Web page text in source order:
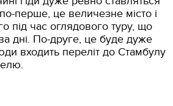
перше, це величезне місто і
під час оглядового туру, що
дні. По-друге, це буде дуже
входить переліт до Стамбулу
.